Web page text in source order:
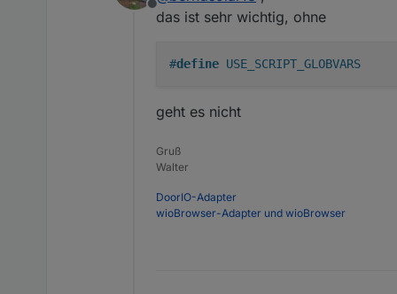
Offline
das ist sehr wichtig, ohne
#define USE_SCRIPT_GLOBVARS
geht es nicht
Gruß
Walter
DoorIO-Adapter
wioBrowser-Adapter und wioBrowser